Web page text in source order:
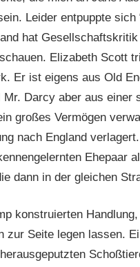
Leider entpuppte
hat
Elizabeth Scott
Er ist eigens aus Old
Mr. Darcy aber aus
großes Vermögen
nach England
Ehepaar
dann in der gleichen
konstruierten
zur Seite legen lassen.